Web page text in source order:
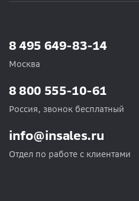
8 495 649-83-14
Москва
info@insales.ru
Отдел по работе с клиентами
8 800 555-10-61
Россия, звонок бесплатный